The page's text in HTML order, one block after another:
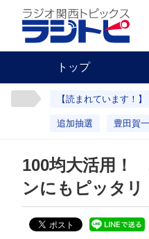
トップ
【読まれています！】
追加抽選 豊田賀一
100均大活用！
ンにもピッタリ